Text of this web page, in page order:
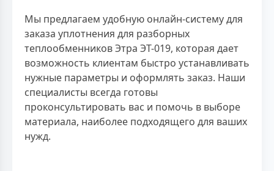
Мы предлагаем удобную онлайн-систему для
заказа уплотнения для разборных
теплообменников Этра ЭТ-019, которая дает
возможность клиентам быстро устанавливать
нужные параметры и оформлять заказ. Наши
специалисты всегда готовы
проконсультировать вас и помочь в выборе
материала, наиболее подходящего для ваших
нужд.